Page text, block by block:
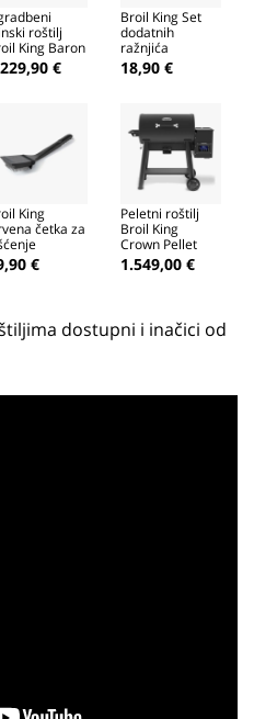
roštilj
King Baron
€
Broil King Set
dodatnih
ražnjića
18,90 €
King
četka za
€
Peletni roštilj
Broil King
Crown Pellet
500
1.549,00 €
dostupni i inačici od